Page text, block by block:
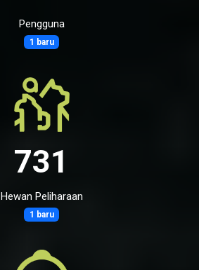
Pengguna
1 baru
731
Hewan Peliharaan
1 baru